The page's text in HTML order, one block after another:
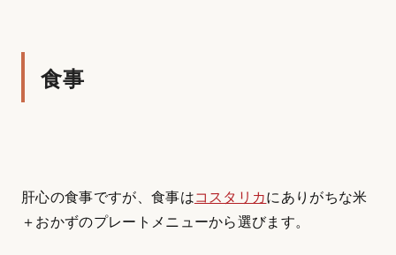
食事
肝心の食事ですが、食事はコスタリカにありがちな米
＋おかずのプレートメニューから選びます。